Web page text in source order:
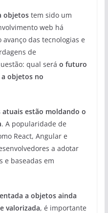
objetostem sido um
web há
das tecnologias e
de
qual será o futuro
objetos no
atuais estão moldando o
. A popularidade de
React, Angular e
a adotar
e baseadas em
a objetos ainda
valorizada, é importante